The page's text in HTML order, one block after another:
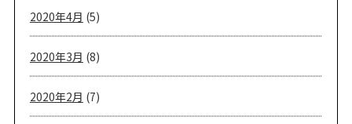
2020年4月 (5)
2020年3月 (8)
2020年2月 (7)